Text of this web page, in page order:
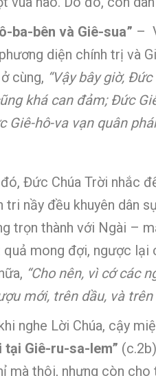
ba-bên và Giê-sua” –
diện chính trị và
cùng, “Vậy bây giờ,
khá can đảm; Đức
Giê-hô-va vạn quân
Đức Chúa Trời nhắc
tri nầy đều khuyên dân
trọn thành với Ngài –
quả mong đợi, ngược
“Cho nên, vì cớ các
mới, trên dầu, và
nghe Lời Chúa, cậy
tại Giê-ru-sa-lem”
mà thôi, nhưng còn